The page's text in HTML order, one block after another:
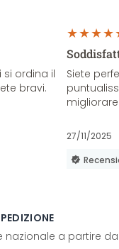
ordina il
bravi.
Siete
27/11/2025
nazionale a partire